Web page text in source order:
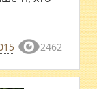
2462